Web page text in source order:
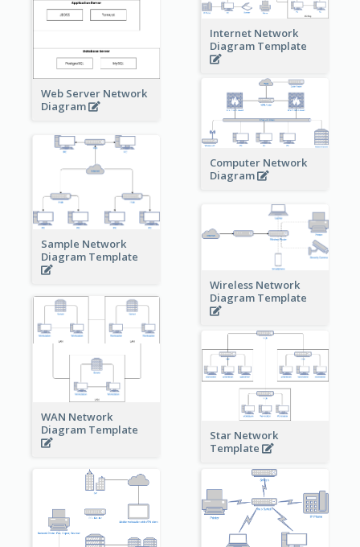
Web Server Network
Diagram
Internet Network
Diagram Template
Computer Network
Diagram
Sample Network
Diagram Template
Wireless Network
Diagram Template
WAN Network
Diagram Template
Star Network
Template